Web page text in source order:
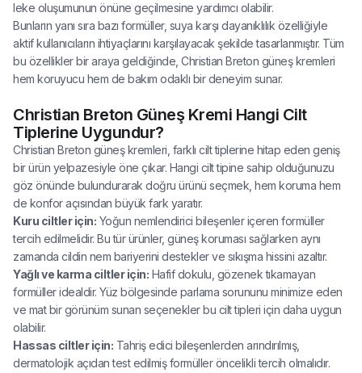
leke oluşumunun önüne geçilmesine yardımcı olabilir.
Bunların yanı sıra bazı formüller, suya karşı dayanıklılık özelliğiyle
aktif kullanıcıların ihtiyaçlarını karşılayacak şekilde tasarlanmıştır. Tüm
bu özellikler bir araya geldiğinde, Christian Breton güneş kremleri
hem koruyucu hem de bakım odaklı bir deneyim sunar.
Christian Breton Güneş Kremi Hangi Cilt
Tiplerine Uygundur?
Christian Breton güneş kremleri, farklı cilt tiplerine hitap eden geniş
bir ürün yelpazesiyle öne çıkar. Hangi cilt tipine sahip olduğunuzu
göz önünde bulundurarak doğru ürünü seçmek, hem koruma hem
de konfor açısından büyük fark yaratır.
Kuru ciltler için: Yoğun nemlendirici bileşenler içeren formüller
tercih edilmelidir. Bu tür ürünler, güneş koruması sağlarken aynı
zamanda cildin nem bariyerini destekler ve sıkışma hissini azaltır.
Yağlı ve karma ciltler için: Hafif dokulu, gözenek tıkamayan
formüller idealdir. Yüz bölgesinde parlama sorununu minimize eden
ve mat bir görünüm sunan seçenekler bu cilt tipleri için daha uygun
olabilir.
Hassas ciltler için: Tahriş edici bileşenlerden arındırılmış,
dermatolojik açıdan test edilmiş formüller öncelikli tercih olmalıdır.